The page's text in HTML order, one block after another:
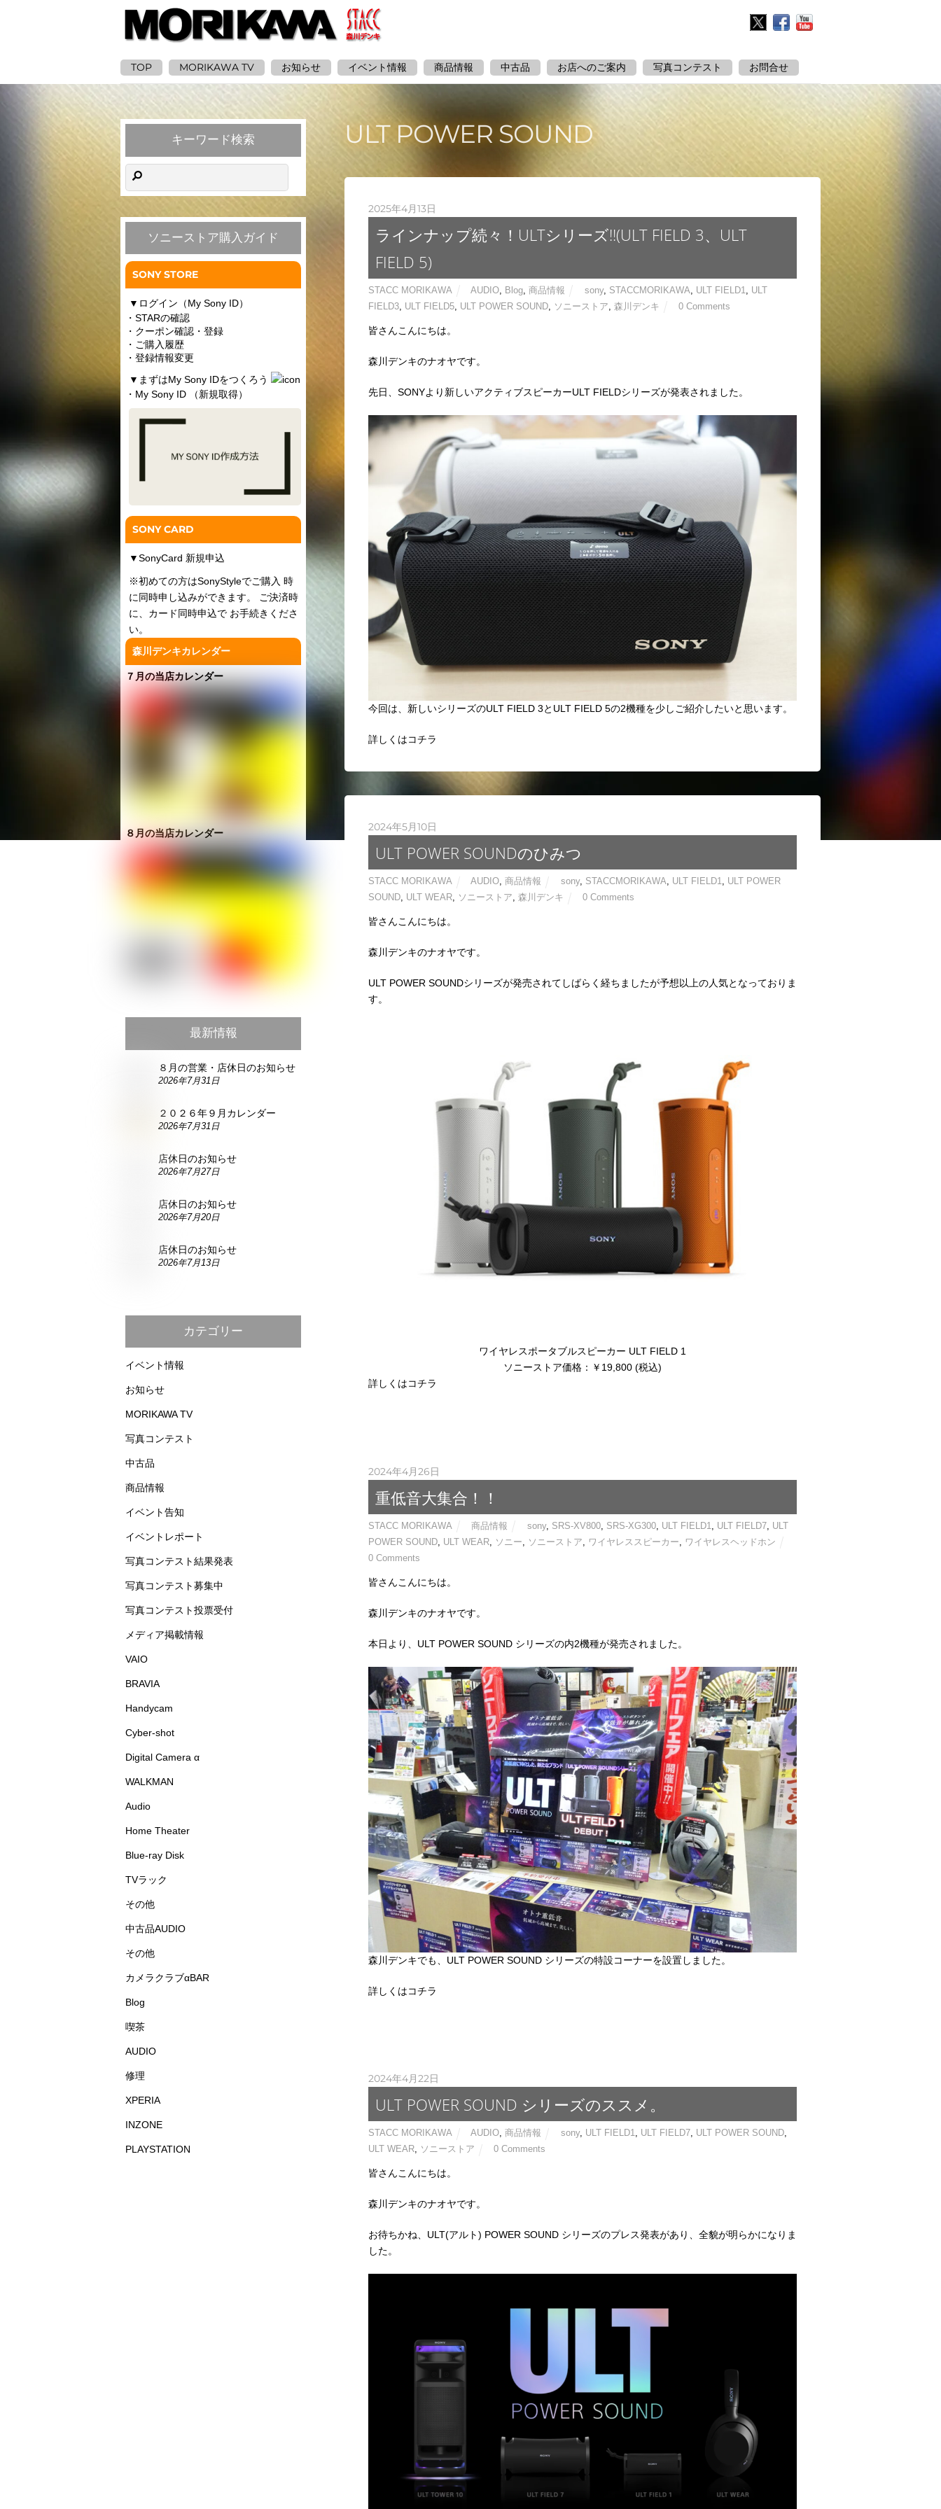
TOP MORIKAWA TV お知らせ イベント情報 商品情報 中古品 お店へのご案内 写真コンテスト お問合せ
Twitter FacebookYouTube
ULT POWER SOUND
2025年4月13日
ラインナップ続々！ULTシリーズ!!(ULT FIELD 3、ULT
FIELD 5)
STACC MORIKAWA AUDIO, Blog,商品情報 sony, STACCMORIKAWA, ULT FIELD1, ULT
FIELD3, ULT FIELD5, ULT POWER SOUND, ソニーストア, 森川デンキ 0 Comments
皆さんこんにちは。
森川デンキのナオヤです。
先日、SONYより新しいアクティブスピーカーULT FIELDシリーズが発表されました。
今回は、新しいシリーズのULT FIELD 3とULT FIELD 5の2機種を少しご紹介したいと思います。
詳しくはコチラ
2024年5月10日
ULT POWER SOUNDのひみつ
STACC MORIKAWA AUDIO,商品情報 sony, STACCMORIKAWA, ULT FIELD1, ULT POWER
SOUND, ULT WEAR, ソニーストア, 森川デンキ 0 Comments
皆さんこんにちは。
森川デンキのナオヤです。
ULT POWER SOUNDシリーズが発売されてしばらく経ちましたが予想以上の人気となっておりま
す。
ワイヤレスポータブルスピーカー ULT FIELD 1
ソニーストア価格：￥19,800 (税込)
詳しくはコチラ
2024年4月26日
重低音大集合！！
STACC MORIKAWA 商品情報 sony, SRS-XV800, SRS‐XG300, ULT FIELD1 ULT FIELD7, ULT
POWER SOUND ULT WEAR ソニー ソニーストア ワイヤレススピーカー
ワイヤレスヘッドホン
0 Comments
皆さんこんにちは。
森川デンキのナオヤです。
本日より、ULT POWER SOUND シリーズの内2機種が発売されました。
森川デンキでも、ULT POWER SOUND シリーズの特設コーナーを設置しました。
詳しくはコチラ
2024年4月22日
ULT POWER SOUND シリーズのススメ。
STACC MORIKAWA AUDIO,商品情報 sony, ULT FIELD1, ULT FIELD7, ULT POWER SOUND,
ULT WEAR, ソニーストア 0 Comments
皆さんこんにちは。
森川デンキのナオヤです。
お待ちかね、ULT(アルト) POWER SOUND シリーズのプレス発表があり、全貌が明らかになりま
した。
キーワード検索
ソニーストア購入ガイド
SONY STORE
▼ ログイン（My Sony ID）
・STARの確認
・クーポン確認・登録
・ご購入履歴
・登録情報変更
▼ まずはMy Sony IDをつくろう
・My Sony ID （新規取得）
SONY CARD
▼SonyCard 新規申込
※初めての方はSonyStyleでご購入 時
に同時申し込みができます。 ご決済時
に、カード同時申込で お手続きくださ
い。
森川デンキカレンダー
７月の当店カレンダー
８月の当店カレンダー
最新情報
８月の営業・店休日のお知らせ
2026年7月31日
２０２６年９月カレンダー
2026年7月31日
店休日のお知らせ
2026年7月27日
店休日のお知らせ
2026年7月20日
店休日のお知らせ
2026年7月13日
カテゴリー
イベント情報
お知らせ
MORIKAWA TV
写真コンテスト
中古品
商品情報
イベント告知
イベントレポート
写真コンテスト結果発表
写真コンテスト募集中
写真コンテスト投票受付
メディア掲載情報
VAIO
BRAVIA
Handycam
Cyber-shot
Digital Camera α
WALKMAN
Audio
Home Theater
Blue-ray Disk
TVラック
その他
中古品AUDIO
その他
カメラクラブαBAR
Blog
喫茶
AUDIO
修理
XPERIA
INZONE
PLAYSTATION